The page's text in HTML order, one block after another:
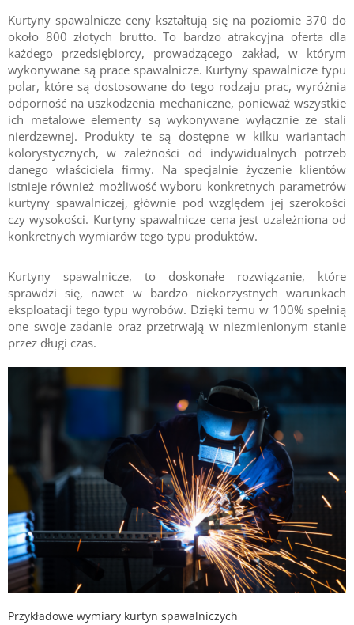
Kurtyny spawalnicze ceny kształtują się na poziomie 370 do
około 800 złotych brutto. To bardzo atrakcyjna oferta dla
każdego przedsiębiorcy, prowadzącego zakład, w którym
wykonywane są prace spawalnicze. Kurtyny spawalnicze typu
polar, które są dostosowane do tego rodzaju prac, wyróżnia
odporność na uszkodzenia mechaniczne, ponieważ wszystkie
ich metalowe elementy są wykonywane wyłącznie ze stali
nierdzewnej. Produkty te są dostępne w kilku wariantach
kolorystycznych, w zależności od indywidualnych potrzeb
danego właściciela firmy. Na specjalnie życzenie klientów
istnieje również możliwość wyboru konkretnych parametrów
kurtyny spawalniczej, głównie pod względem jej szerokości
czy wysokości. Kurtyny spawalnicze cena jest uzależniona od
konkretnych wymiarów tego typu produktów.
Kurtyny spawalnicze, to doskonałe rozwiązanie, które
sprawdzi się, nawet w bardzo niekorzystnych warunkach
eksploatacji tego typu wyrobów. Dzięki temu w 100% spełnią
one swoje zadanie oraz przetrwają w niezmienionym stanie
przez długi czas.
Przykładowe wymiary kurtyn spawalniczych